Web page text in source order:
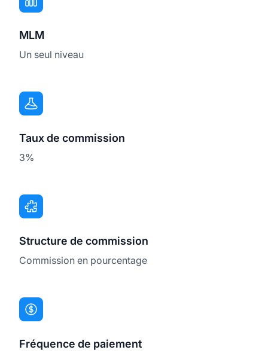
MLM
Un seul niveau
Taux de commission
3%
Structure de commission
Commission en pourcentage
Fréquence de paiement